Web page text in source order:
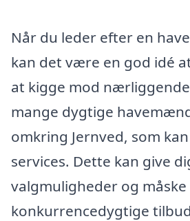
Når du leder efter en
kan det være en god idé
at kigge mod
mange dygtige
omkring Jernved, som
services. Dette kan give
valgmuligheder og
konkurrencedygtige